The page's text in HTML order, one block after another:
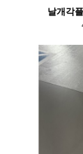
날개각